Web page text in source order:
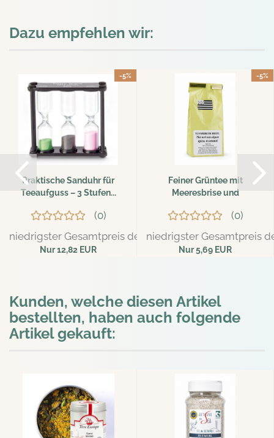
Dazu empfehlen wir:
-5%
Praktische Sanduhr für
Teeaufguss – 3 Stufen...
0
niedrigster Gesamtpreis der letzten 30 Tage: 13,49 EUR
Nur 12,82 EUR
-5%
Feiner Grüntee mit
Meeresbrise und
0
niedrigster Gesamtpreis
Nur 5,69 EUR
Kunden, welche diesen Artikel
bestellten, haben auch folgende
Artikel gekauft: